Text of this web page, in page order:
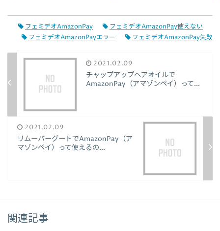
フェミデオAmazonPay
フェミデオAmazonPay使えない
フェミデオAmazonPayエラー
フェミデオAmazonPay失敗
2021.02.09
チャップアップヘアオイルで
AmazonPay（アマゾンペイ）って...
2021.02.09
リムーバーグートでAmazonPay（ア
マゾンペイ）って使えるの...
関連記事